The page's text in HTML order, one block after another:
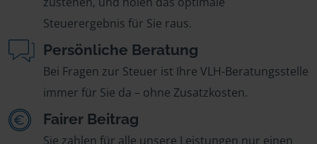
Steuerergebnis für Sie raus.
Persönliche Beratung
Bei Fragen zur Steuer ist Ihre VLH-Beratungsstelle
immer für Sie da – ohne Zusatzkosten.
Fairer Beitrag
Sie zahlen für alle unsere Leistungen nur einen